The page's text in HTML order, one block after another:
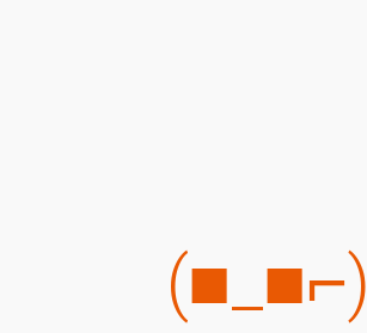
(⌐■_■)